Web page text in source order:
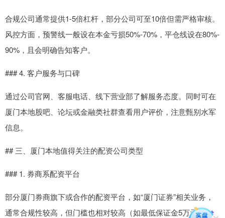
合规公司通常提供1-5倍杠杆，部分公司可至10倍但需严格审核。
风控方面，预警线一般设在本金亏损50%-70%，平仓线设在80%-
90%，且会明确告知客户。
### 4. 客户服务与口碑
通过公司官网、客服电话、线下营业部了解服务态度。同时可在
厦门本地股吧、论坛或金融类社群查看用户评价，注意甄别水军
信息。
## 三、厦门本地值得关注的配资公司类型
### 1. 券商系配资平台
部分厦门券商旗下或合作的配资平台，如“厦门证券”相关业务，
通常合规性较高，但门槛也相对较高（如最低保证金5万元以